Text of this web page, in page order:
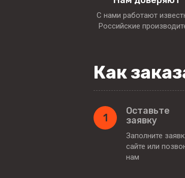
С нами работают
Российские
Как
1
Оставьте
заявку
Заполните
сайте или
нам